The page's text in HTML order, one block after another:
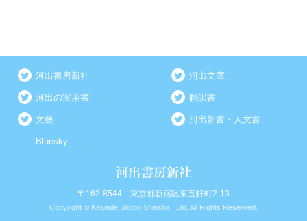
河出書房新社 河出文庫
河出の実用書 翻訳書
文藝 河出新書・人文書
Bluesky
〒162-8544 東京都新宿区東五軒町2-13
Copyright © Kawade Shobo Shinsha., Ltd. All Rights Reserved.